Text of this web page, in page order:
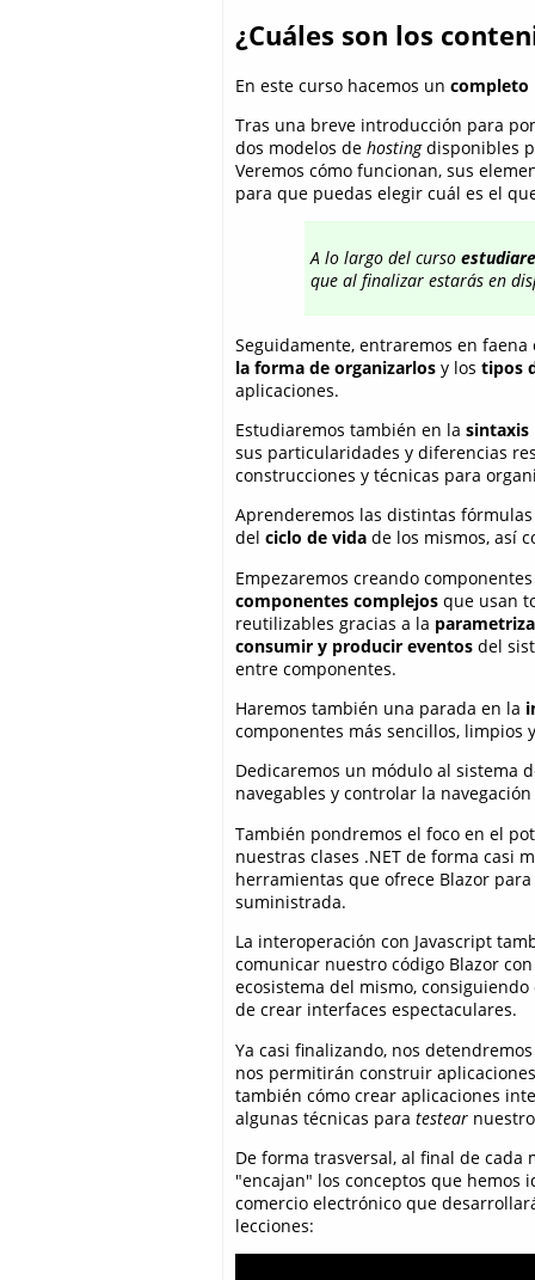
¿Cuáles son los
En este curso hacemos un completo
Tras una breve introducción para
dos modelos de hostingdisponibles
Veremos cómo funcionan, sus
para que puedas elegir cuál es el
A lo largo del curso
que al finalizar estarás en
Seguidamente, entraremos en
la forma de organizarlos y los tipos
aplicaciones.
Estudiaremos también en la sintaxis
sus particularidades y diferencias
construcciones y técnicas para
Aprenderemos las distintas
del ciclo de vida de los mismos, así
Empezaremos creando
componentes complejos que usan
reutilizables gracias a la
consumir y producir eventos del
entre componentes.
Haremos también una parada en la
componentes más sencillos, limpios
Dedicaremos un módulo al sistema
navegables y controlar la
También pondremos el foco en el
nuestras clases .NET de forma casi
herramientas que ofrece Blazor
suministrada.
La interoperación con Javascript
comunicar nuestro código Blazor
ecosistema del mismo,
de crear interfaces espectaculares.
Ya casi finalizando, nos
nos permitirán construir
también cómo crear aplicaciones
algunas técnicas para testear
De forma trasversal, al final de
"encajan" los conceptos que hemos
comercio electrónico que
lecciones: